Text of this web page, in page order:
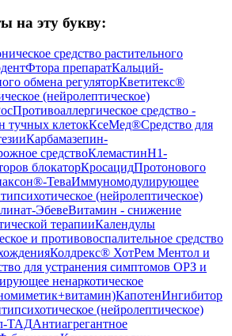
на эту букву:
средство растительного
Фтора препаратКальций-
обмена регуляторКветитекс®
(нейролептическое)
Противоаллергическое средство -
тучных клетокКсеМед®Средство для
Карбамазепин-
средствоКлемастинH1-
блокаторКросацидПротонового
ТеваИммуномодулирующее
(нейролептическое)
ЭбевеВитамин - снижение
терапииКалендулы
и противовоспалительное средство
Колдрекс® ХотРем Ментол и
для устранения симптомов ОРЗ и
ненаркотическое
КапотенИнгибитор
(нейролептическое)
ТАДАнтиагрегантное